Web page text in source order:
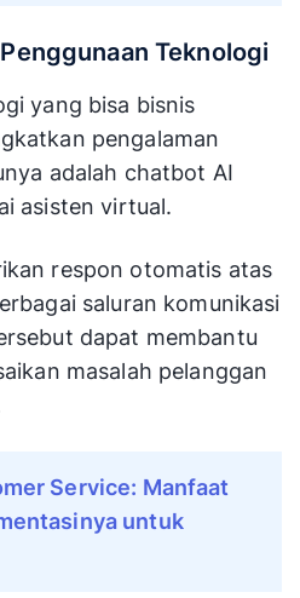
Teknologi
yang bisa bisnis
pengalaman
adalah chatbot AI
asisten virtual.
respon otomatis atas
saluran komunikasi
dapat membantu
masalah pelanggan
Service: Manfaat
untuk